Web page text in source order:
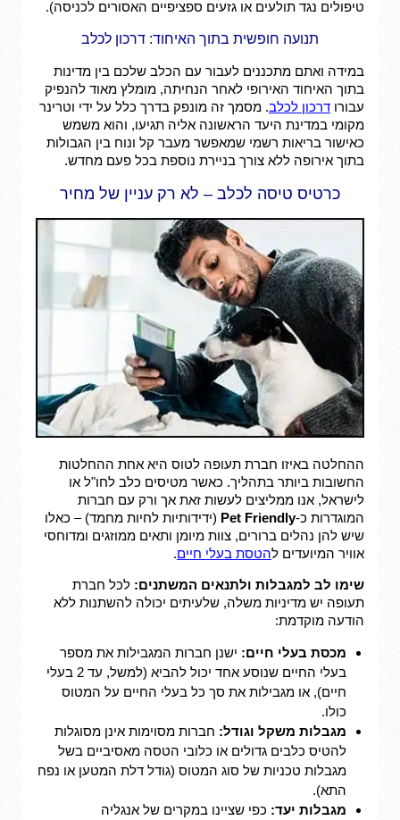
טיפולים נגד תולעים או גזעים ספציפיים האסורים לכניסה).
תנועה חופשית בתוך האיחוד: דרכון לכלב
במידה ואתם מתכננים לעבור עם הכלב שלכם בין מדינות
בתוך האיחוד האירופי לאחר הנחיתה, מומלץ מאוד להנפיק
עבורו דרכון לכלב. מסמך זה מונפק בדרך כלל על ידי וטרינר
מקומי במדינת היעד הראשונה אליה תגיעו, והוא משמש
כאישור בריאות רשמי שמאפשר מעבר קל ונוח בין הגבולות
בתוך אירופה ללא צורך בניירת נוספת בכל פעם מחדש.
כרטיס טיסה לכלב – לא רק עניין של מחיר
ההחלטה באיזו חברת תעופה לטוס היא אחת ההחלטות
החשובות ביותר בתהליך. כאשר מטיסים כלב לחו"ל או
לישראל, אנו ממליצים לעשות זאת אך ורק עם חברות
המוגדרות כ-Pet Friendly (ידידותיות לחיות מחמד) – כאלו
שיש להן נהלים ברורים, צוות מיומן ותאים ממוזגים ומדוחסי
אוויר המיועדים להטסת בעלי חיים.
שימו לב למגבלות ולתנאים המשתנים: לכל חברת
תעופה יש מדיניות משלה, שלעיתים יכולה להשתנות ללא
הודעה מוקדמת:
מכסת בעלי חיים: ישנן חברות המגבילות את מספר
בעלי החיים שנוסע אחד יכול להביא (למשל, עד 2 בעלי
חיים), או מגבילות את סך כל בעלי החיים על המטוס
כולו.
מגבלות משקל וגודל: חברות מסוימות אינן מסוגלות
להטיס כלבים גדולים או כלובי הטסה מאסיביים בשל
מגבלות טכניות של סוג המטוס (גודל דלת המטען או נפח
התא).
מגבלות יעד: כפי שציינו במקרים של אנגליה